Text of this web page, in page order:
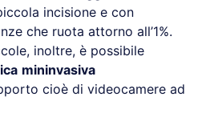
incisione e con
che ruota attorno all’1%.
inoltre, è possibile
mininvasiva
cioè di videocamere ad